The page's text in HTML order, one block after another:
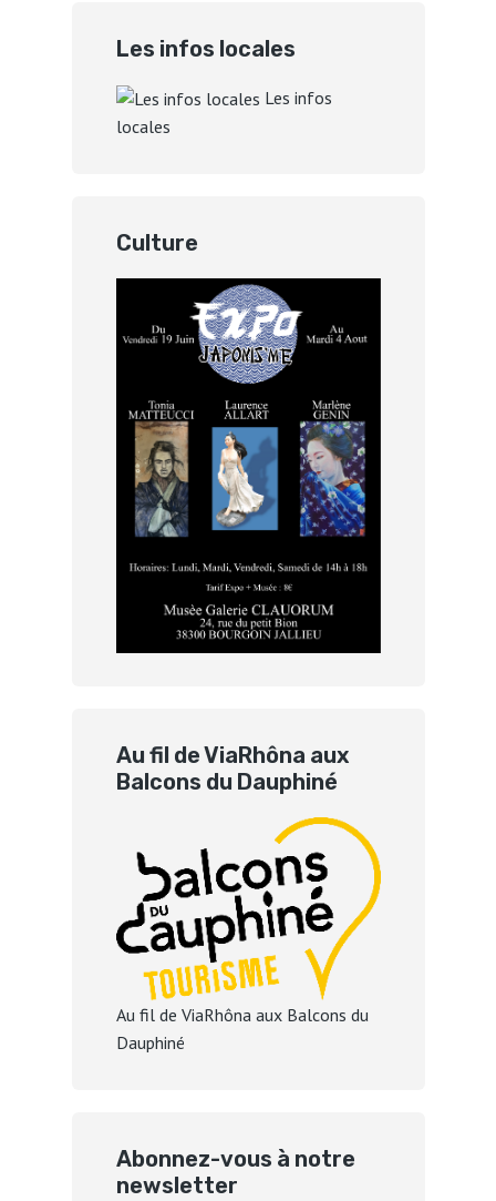
Les infos locales
Les infos
locales
Culture
Au fil de ViaRhôna aux
Balcons du Dauphiné
Au fil de ViaRhôna aux Balcons du
Dauphiné
Abonnez-vous à notre
newsletter